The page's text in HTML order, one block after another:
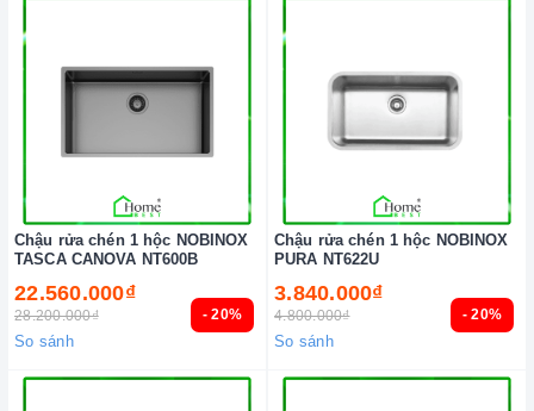
- 20%
Chậu rửa chén 1 hộc NOBINOX
TASCA CANOVA NT600B
22.560.000₫
28.200.000₫
So sánh
- 20%
Chậu rửa chén 1 hộc NOBINOX
PURA NT622U
3.840.000₫
4.800.000₫
So sánh